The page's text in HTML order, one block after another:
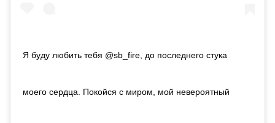
Я буду любить тебя @sb_fire, до последнего стука
моего сердца. Покойся с миром, мой невероятный